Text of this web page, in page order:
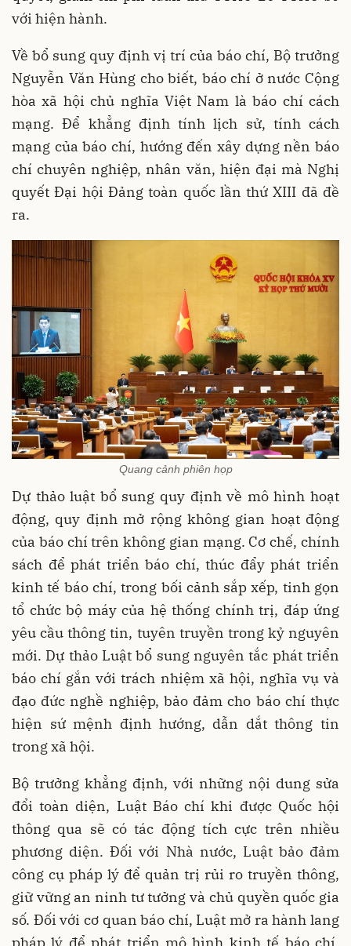
với hiện hành.
Về bổ sung quy định vị trí của báo chí, Bộ trưởng
Nguyễn Văn Hùng cho biết, báo chí ở nước Cộng
hòa xã hội chủ nghĩa Việt Nam là báo chí cách
mạng. Để khẳng định tính lịch sử, tính cách
mạng của báo chí, hướng đến xây dựng nền báo
chí chuyên nghiệp, nhân văn, hiện đại mà Nghị
quyết Đại hội Đảng toàn quốc lần thứ XIII đã đề
ra.
Quang cảnh phiên họp
Dự thảo luật bổ sung quy định về mô hình hoạt
động, quy định mở rộng không gian hoạt động
của báo chí trên không gian mạng. Cơ chế, chính
sách để phát triển báo chí, thúc đẩy phát triển
kinh tế báo chí, trong bối cảnh sắp xếp, tinh gọn
tổ chức bộ máy của hệ thống chính trị, đáp ứng
yêu cầu thông tin, tuyên truyền trong kỷ nguyên
mới. Dự thảo Luật bổ sung nguyên tắc phát triển
báo chí gắn với trách nhiệm xã hội, nghĩa vụ và
đạo đức nghề nghiệp, bảo đảm cho báo chí thực
hiện sứ mệnh định hướng, dẫn dắt thông tin
trong xã hội.
Bộ trưởng khẳng định, với những nội dung sửa
đổi toàn diện, Luật Báo chí khi được Quốc hội
thông qua sẽ có tác động tích cực trên nhiều
phương diện. Đối với Nhà nước, Luật bảo đảm
công cụ pháp lý để quản trị rủi ro truyền thông,
giữ vững an ninh tư tưởng và chủ quyền quốc gia
số. Đối với cơ quan báo chí, Luật mở ra hành lang